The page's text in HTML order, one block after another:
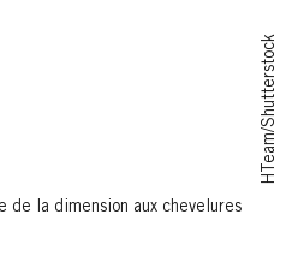
HTeam/Shutterstock
de la dimension aux chevelures